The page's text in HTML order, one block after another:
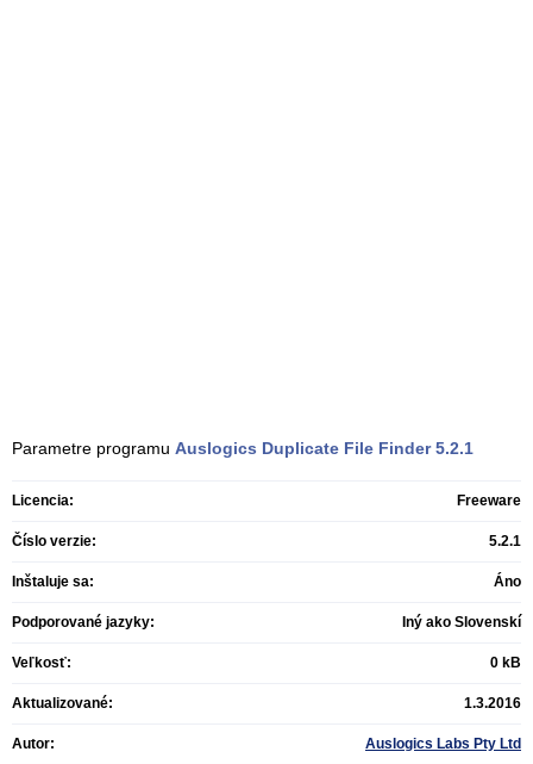
Parametre programu Auslogics Duplicate File Finder 5.2.1
Licencia: Freeware
Číslo verzie: 5.2.1
Inštaluje sa: Áno
Podporované jazyky: Iný ako Slovenskí
Veľkosť: 0 kB
Aktualizované: 1.3.2016
Autor: Auslogics Labs Pty Ltd